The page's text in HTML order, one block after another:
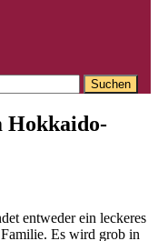
Hokkaido-
entweder ein leckeres
Es wird grob in